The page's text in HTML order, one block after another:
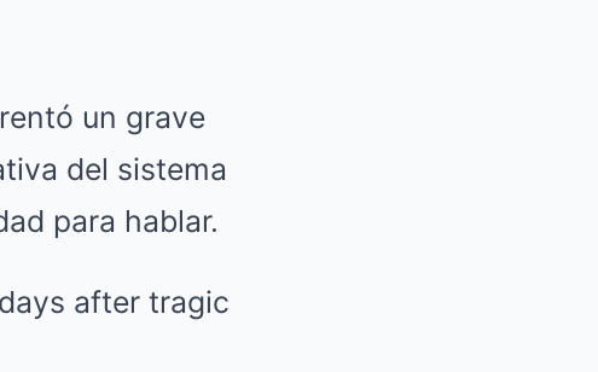
un grave
del sistema
para hablar.